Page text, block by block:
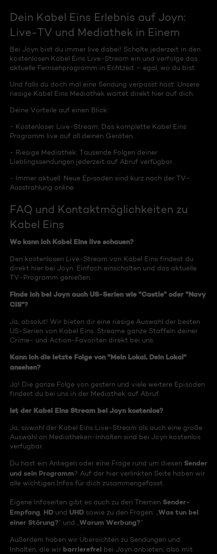
Dein Kabel Eins Erlebnis auf Joyn:
Live-TV und Mediathek in Einem
Bei Joyn bist du immer live dabei! Schalte jederzeit in den
kostenlosen Kabel Eins Live-Stream ein und verfolge das
aktuelle Fernsehprogramm in Echtzeit – egal, wo du bist.
Und falls du doch mal eine Sendung verpasst hast: Unsere
riesige Kabel Eins Mediathek wartet direkt hier auf dich.
Deine Vorteile auf einen Blick:
- Kostenloser Live-Stream: Das komplette Kabel Eins
Programm live auf all deinen Geräten.
- Riesige Mediathek: Tausende Folgen deiner
Lieblingssendungen jederzeit auf Abruf verfügbar.
- Immer aktuell: Neue Episoden sind kurz nach der TV-
Ausstrahlung online.
FAQ und Kontaktmöglichkeiten zu
Kabel Eins
Wo kann ich Kabel Eins live schauen?
Den kostenlosen Live-Stream von Kabel Eins findest du
direkt hier bei Joyn. Einfach einschalten und das aktuelle
TV-Programm genießen.
Finde ich bei Joyn auch US-Serien wie "Castle" oder "Navy
CIS"?
Ja, absolut! Wir bieten dir eine riesige Auswahl der besten
US-Serien von Kabel Eins. Streame ganze Staffeln deiner
Crime- und Action-Favoriten direkt bei uns.
Kann ich die letzte Folge von "Mein Lokal, Dein Lokal"
ansehen?
Ja! Die ganze Folge von gestern und viele weitere Episoden
findest du bei uns in der Mediathek auf Abruf.
Ist der Kabel Eins Stream bei Joyn kostenlos?
Ja, sowohl der Kabel Eins Live-Stream als auch eine große
Auswahl an Mediatheken-Inhalten sind bei Joyn kostenlos
verfügbar.
Du hast ein Anliegen oder eine Frage rund um diesen Sender
und sein Programm? Auf der hier verlinkten Seite haben wir
alle wichtigen Infos für dich zusammengefasst.
Eigene Infoseiten gibt es auch zu den Themen Sender-
Empfang HD und UHD sowie zu den Fragen: „ Was tun bei
einer Störung?“ und „ Warum Werbung?“
Außerdem haben wir Übersichten zu Sendungen und
Inhalten, die wir barrierefrei bei Joyn anbieten, also mit